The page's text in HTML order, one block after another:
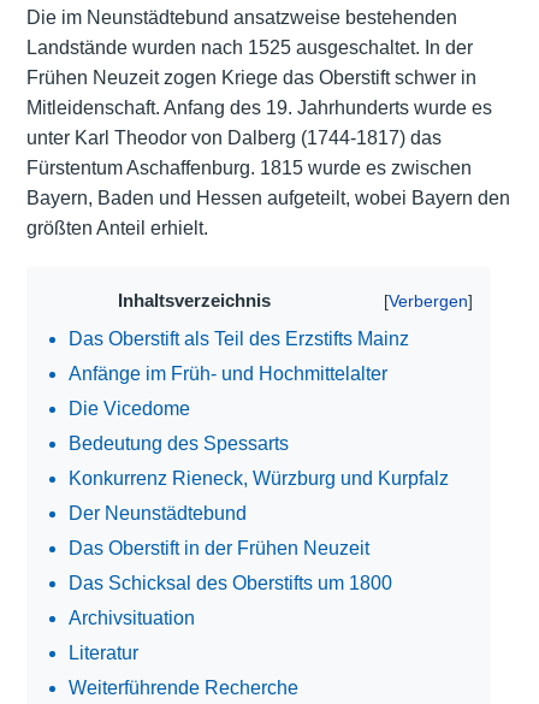
Die im Neunstädtebund ansatzweise bestehenden
Landstände wurden nach 1525 ausgeschaltet. In der
Frühen Neuzeit zogen Kriege das Oberstift schwer in
Mitleidenschaft. Anfang des 19. Jahrhunderts wurde es
unter Karl Theodor von Dalberg (1744-1817) das
Fürstentum Aschaffenburg. 1815 wurde es zwischen
Bayern, Baden und Hessen aufgeteilt, wobei Bayern den
größten Anteil erhielt.
Inhaltsverzeichnis
Das Oberstift als Teil des Erzstifts Mainz
Anfänge im Früh- und Hochmittelalter
Die Vicedome
Bedeutung des Spessarts
Konkurrenz Rieneck, Würzburg und Kurpfalz
Der Neunstädtebund
Das Oberstift in der Frühen Neuzeit
Das Schicksal des Oberstifts um 1800
Archivsituation
Literatur
Weiterführende Recherche